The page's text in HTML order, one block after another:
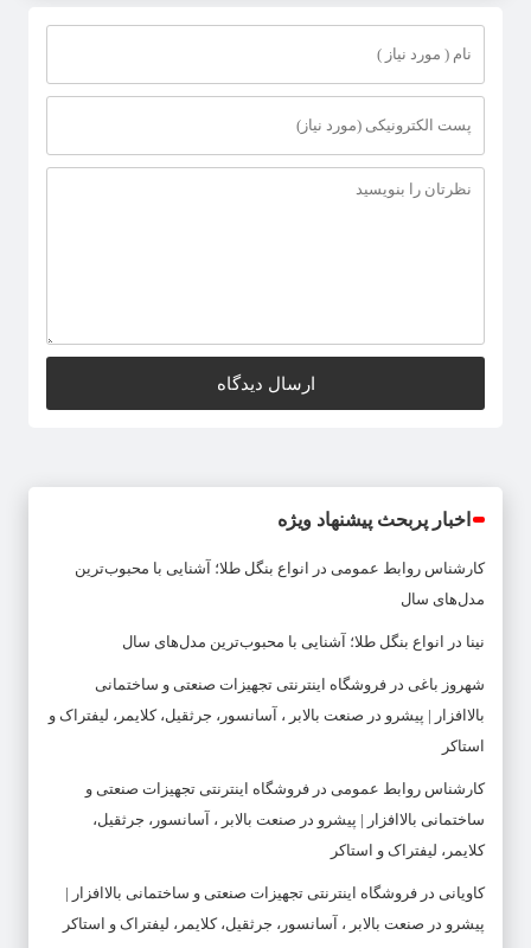
اخبار پربحث پیشنهاد ویژه
کارشناس روابط عمومی در
انواع بنگل طلا؛ آشنایی با محبوب‌ترین
مدل‌های سال
نینا در انواع بنگل طلا؛ آشنایی با محبوب‌ترین مدل‌های سال
شهروز باغی در فروشگاه اینترنتی تجهیزات صنعتی و ساختمانی
بالاافزار | پیشرو در صنعت بالابر ، آسانسور، جرثقیل، کلایمر، لیفتراک و
استاکر
کارشناس روابط عمومی در فروشگاه اینترنتی تجهیزات صنعتی و
ساختمانی بالاافزار | پیشرو در صنعت بالابر ، آسانسور، جرثقیل،
کلایمر، لیفتراک و استاکر
کاویانی در فروشگاه اینترنتی تجهیزات صنعتی و ساختمانی بالاافزار |
پیشرو در صنعت بالابر ، آسانسور، جرثقیل، کلایمر، لیفتراک و استاکر